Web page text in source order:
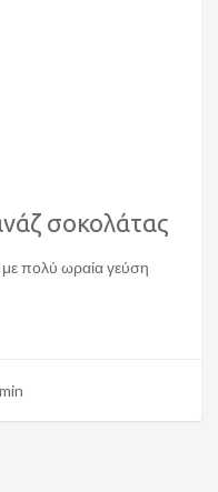
σοκολάτας
πολύ ωραία γεύση